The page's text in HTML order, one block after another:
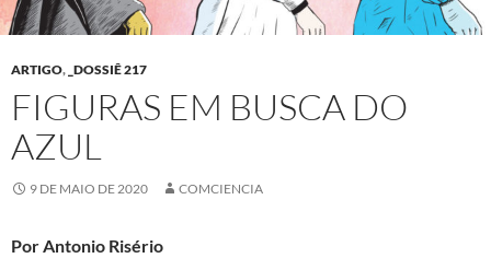
ARTIGO, _DOSSIÊ 217
FIGURAS EM BUSCA DO
AZUL
9 DE MAIO DE 2020 COMCIENCIA
Por Antonio Risério